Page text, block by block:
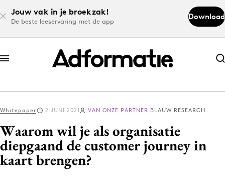
Jouw vak in je broekzak!
De beste leeservaring met de app
Download
Abonneer nu
Abonneer nu
Log in
Download de app
Volg het laatste nieuws via de Adformatie
Whitepaper 2 JUNI 2021 VAN ONZE PARTNER BLAUW RESEARCH
Waarom wil je als organisatie
diepgaand de customer journey in
kaart brengen?